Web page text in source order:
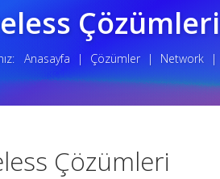
Çözümleri
Anasayfa | Çözümler | Network |
Çözümleri